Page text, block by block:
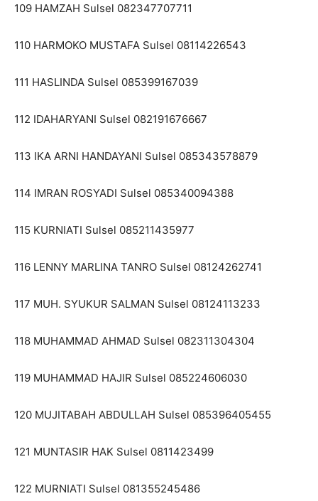
109 HAMZAH Sulsel 082347707711
110 HARMOKO MUSTAFA Sulsel 08114226543
111 HASLINDA Sulsel 085399167039
112 IDAHARYANI Sulsel 082191676667
113 IKA ARNI HANDAYANI Sulsel 085343578879
114 IMRAN ROSYADI Sulsel 085340094388
115 KURNIATI Sulsel 085211435977
116 LENNY MARLINA TANRO Sulsel 08124262741
117 MUH. SYUKUR SALMAN Sulsel 08124113233
118 MUHAMMAD AHMAD Sulsel 082311304304
119 MUHAMMAD HAJIR Sulsel 085224606030
120 MUJITABAH ABDULLAH Sulsel 085396405455
121 MUNTASIR HAK Sulsel 0811423499
122 MURNIATI Sulsel 081355245486